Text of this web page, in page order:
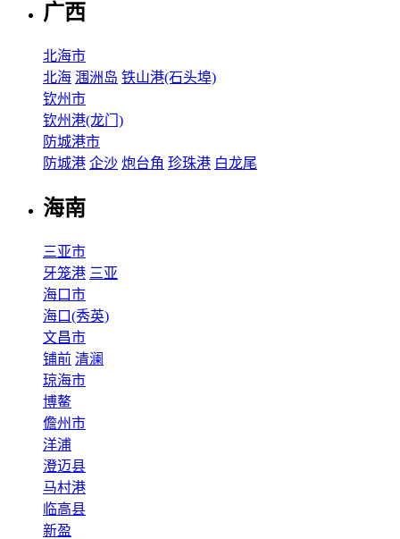
广西
北海市
北海 涠洲岛 铁山港(石头埠)
钦州市
钦州港(龙门)
防城港市
防城港 企沙 炮台角 珍珠港 白龙尾
海南
三亚市
牙笼港 三亚
海口市
海口(秀英)
文昌市
铺前 清澜
琼海市
博鳌
儋州市
洋浦
澄迈县
马村港
临高县
新盈